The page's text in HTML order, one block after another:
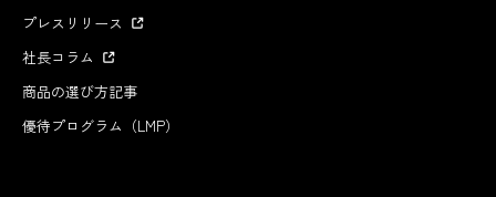
プレスリリース
社長コラム
商品の選び方記事
優待プログラム（LMP）